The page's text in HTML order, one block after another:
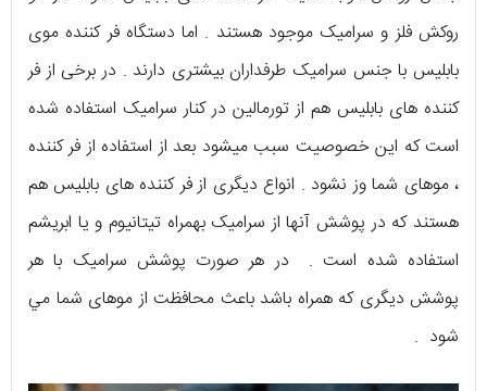
روکش فلز و سرامیک موجود هستند . اما دستگاه فر کننده موی
بابلیس با جنس سرامیک طرفداران بیشتری دارند . در برخی از فر
کننده های بابلیس هم از تورمالین در کنار سرامیک استفاده شده
است که این خصوصیت سبب ميشود بعد از استفاده از فر کننده
، موهای شما وز نشود . انواع دیگری از فر کننده های بابلیس هم
هستند که در پوشش آنها از سرامیک بهمراه تیتانیوم و یا ابریشم
استفاده شده است . در هر صورت پوشش سرامیک با هر
پوشش دیگری که همراه باشد باعث محافظت از موهای شما مي
شود .